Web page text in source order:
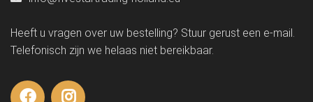
Heeft u vragen over uw bestelling? Stuur gerust een e-mail.
Telefonisch zijn we helaas niet bereikbaar.